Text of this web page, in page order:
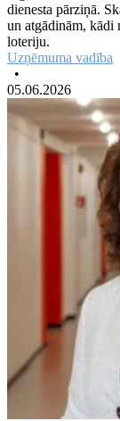
dienesta pārziņā.
un atgādinām, kādi
loteriju.
Uzņēmuma vadība
•
05.06.2026